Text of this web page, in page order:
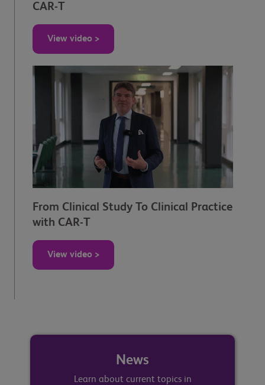
CAR-T
View video >
From Clinical Study To Clinical Practice
with CAR-T
View video >
News
Learn about current topics in